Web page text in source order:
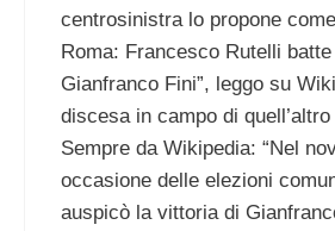
centrosinistra lo propone
Roma: Francesco Rutelli
Gianfranco Fini”, leggo su
discesa in campo di
Sempre da Wikipedia: “Nel
occasione delle elezioni
auspicò la vittoria di